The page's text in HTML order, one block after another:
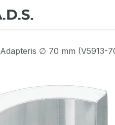
Adapteris ∅ 70 mm (V5913-